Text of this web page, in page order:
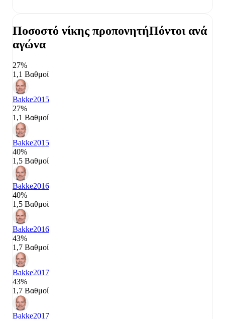
Ποσοστό νίκης προπονητήΠόντοι ανά
αγώνα
27%
1,1 Βαθμοί
Bakke2015
27%
1,1 Βαθμοί
Bakke2015
40%
1,5 Βαθμοί
Bakke2016
40%
1,5 Βαθμοί
Bakke2016
43%
1,7 Βαθμοί
Bakke2017
43%
1,7 Βαθμοί
Bakke2017